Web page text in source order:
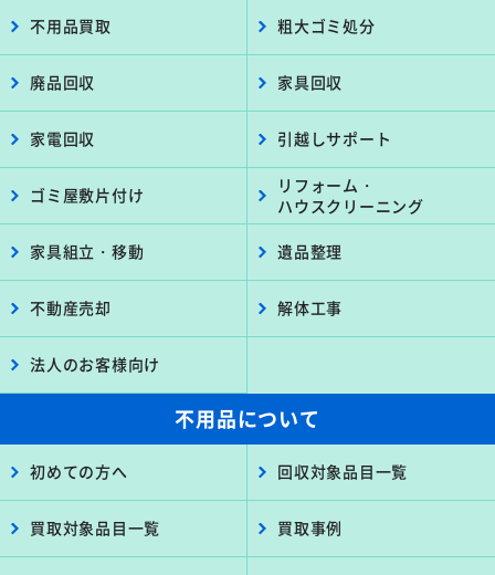
不用品買取 粗大ゴミ処分
廃品回収 家具回収
家電回収 引越しサポート
ゴミ屋敷片付け
リフォーム・
ハウスクリーニング
家具組立・移動 遺品整理
不動産売却 解体工事
法人のお客様向け
不用品について
初めての方へ 回収対象品目一覧
買取対象品目一覧 買取事例